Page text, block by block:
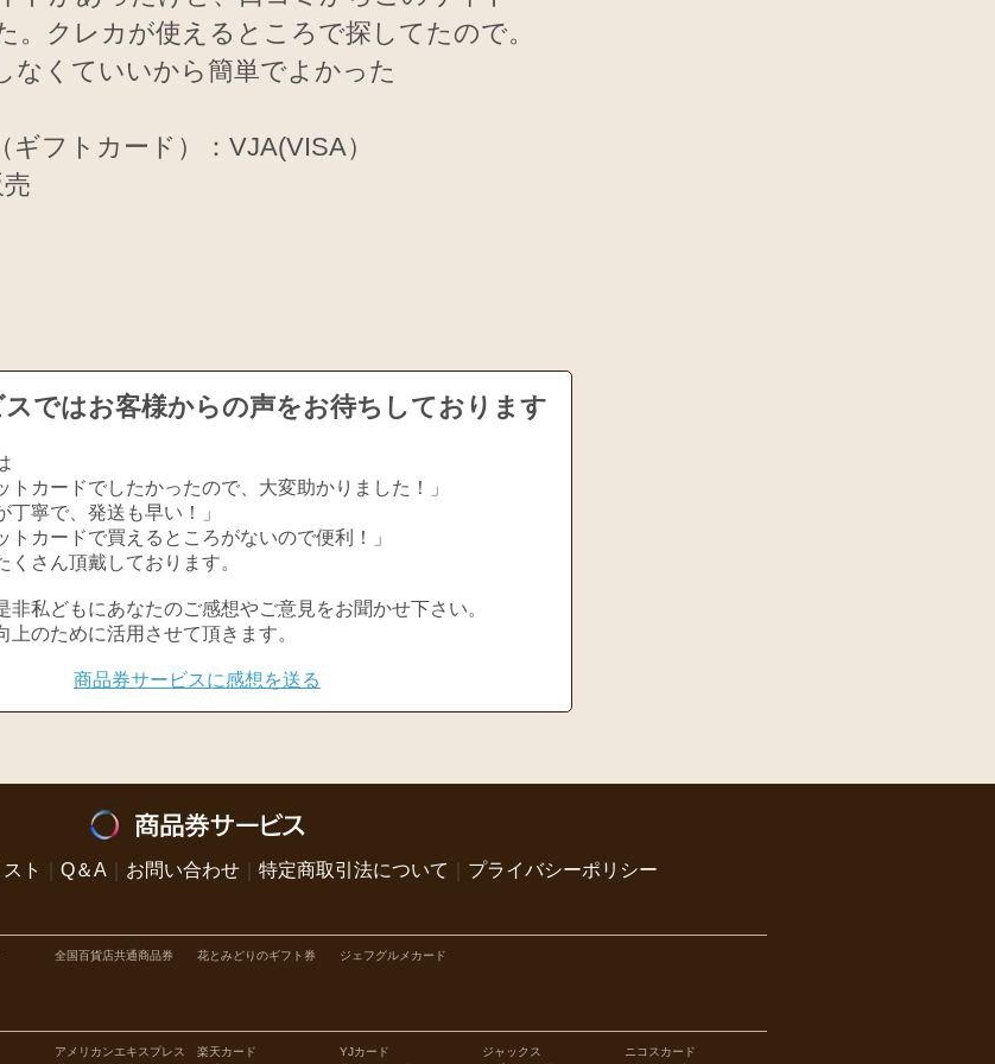
。クレカが使えるところで探してたので。
なくていいから簡単でよかった
ギフトカード）：VJA(VISA）
ではお客様からの声をお待ちしております
トカードでしたかったので、大変助かりました！」
丁寧で、発送も早い！」
トカードで買えるところがないので便利！」
くさん頂戴しております。
非私どもにあなたのご感想やご意見をお聞かせ下さい。
上のために活用させて頂きます。
商品券サービスに感想を送る
ト Q＆A お問い合わせ｜ 特定商取引法について プライバシーポリシー
全国百貨店共通商品券 花とみどりのギフト券 ジェフグルメカード
アメリカンエキスプレス 楽天カード YJカード ジャックス
ニコスカード